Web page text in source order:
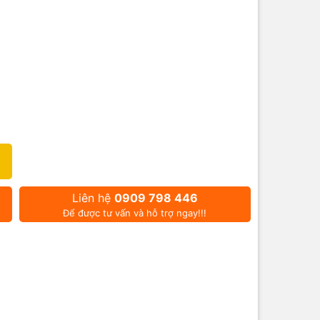
Liên hệ 0909 798 446
Để được tư vấn và hỗ trợ ngay!!!
rộng